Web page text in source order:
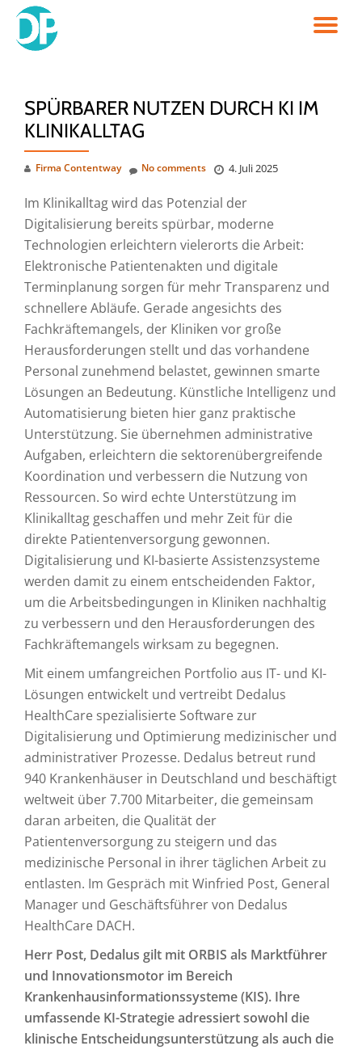
Skip
SPÜRBARER NUTZEN DURCH KI IM
KLINIKALLTAG
Firma Contentway 4. Juli 2025
No comments
Im Klinikalltag wird das Potenzial der
Digitalisierung bereits spürbar, moderne
Technologien erleichtern vielerorts die Arbeit:
Elektronische Patientenakten und digitale
Terminplanung sorgen für mehr Transparenz und
schnellere Abläufe. Gerade angesichts des
Fachkräftemangels, der Kliniken vor große
Herausforderungen stellt und das vorhandene
Personal zunehmend belastet, gewinnen smarte
Lösungen an Bedeutung. Künstliche Intelligenz und
Automatisierung bieten hier ganz praktische
Unterstützung. Sie übernehmen administrative
Aufgaben, erleichtern die sektorenübergreifende
Koordination und verbessern die Nutzung von
Ressourcen. So wird echte Unterstützung im
Klinikalltag geschaffen und mehr Zeit für die
direkte Patientenversorgung gewonnen.
Digitalisierung und KI-basierte Assistenzsysteme
werden damit zu einem entscheidenden Faktor,
um die Arbeitsbedingungen in Kliniken nachhaltig
zu verbessern und den Herausforderungen des
Fachkräftemangels wirksam zu begegnen.
Mit einem umfangreichen Portfolio aus IT- und KI-
Lösungen entwickelt und vertreibt Dedalus
HealthCare spezialisierte Software zur
Digitalisierung und Optimierung medizinischer und
administrativer Prozesse. Dedalus betreut rund
940 Krankenhäuser in Deutschland und beschäftigt
weltweit über 7.700 Mitarbeiter, die gemeinsam
daran arbeiten, die Qualität der
Patientenversorgung zu steigern und das
medizinische Personal in ihrer täglichen Arbeit zu
entlasten. Im Gespräch mit Winfried Post, General
Manager und Geschäftsführer von Dedalus
HealthCare DACH.
Herr Post, Dedalus gilt mit ORBIS als Marktführer
und Innovationsmotor im Bereich
Krankenhausinformationssysteme (KIS). Ihre
umfassende KI-Strategie adressiert sowohl die
klinische Entscheidungsunterstützung als auch die